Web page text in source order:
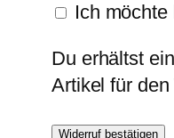
Ich
Du erhältst
Artikel für
Widerruf bestätigen